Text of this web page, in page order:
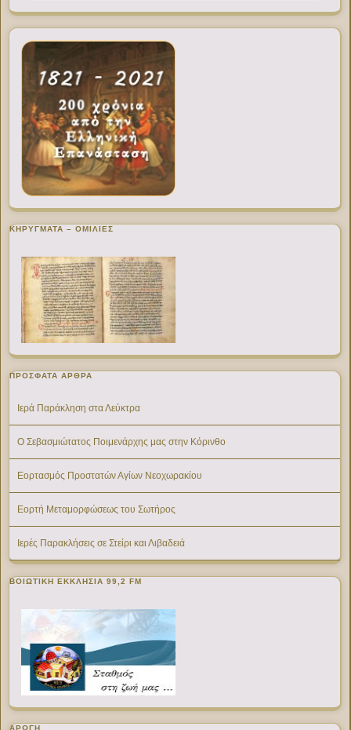
ΚΗΡΥΓΜΑΤΑ – ΟΜΙΛΙΕΣ
ΠΡΌΣΦΑΤΑ ΆΡΘΡΑ
Ιερά Παράκληση στα Λεύκτρα
Ο Σεβασμιώτατος Ποιμενάρχης μας στην Κόρινθο
Εορτασμός Προστατών Αγίων Νεοχωρακίου
Εορτή Μεταμορφώσεως του Σωτήρος
Ιερές Παρακλήσεις σε Στείρι και Λιβαδειά
ΒΟΙΩΤΙΚΉ ΕΚΚΛΗΣΊΑ 99,2 FM
ΑΡΩΓΗ